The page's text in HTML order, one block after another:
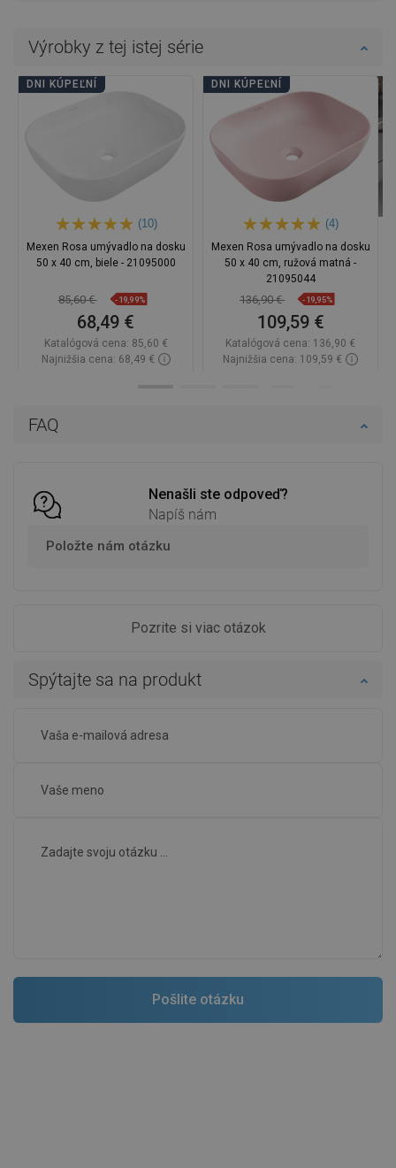
FAQ
Nenašli ste odpoveď?
Napíš nám
Položte nám otázku
Pozrite si viac otázok
Spýtajte sa na produkt
Výrobky z tej istej série
DNI KÚPEĽNÍ
(10)
Mexen Rosa umývadlo na dosku
50 x 40 cm, biele - 21095000
85,60 € -19,99%
68,49 €
Katalógová cena: 85,60 €
Najnižšia cena: 68,49 €
DNI KÚPEĽNÍ
(4)
Mexen Rosa umývadlo na dosku
50 x 40 cm, ružová matná -
21095044
136,90 € -19,95%
109,59 €
Katalógová cena: 136,90 €
Najnižšia cena: 109,59 €